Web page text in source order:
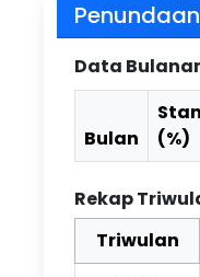
Data
Bulan
(%)
Rekap
Triwulan